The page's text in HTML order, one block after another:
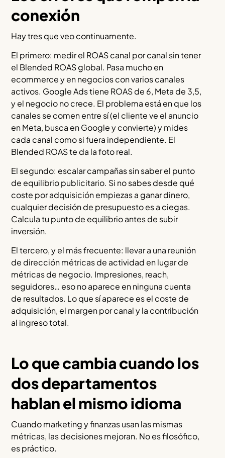
conexión
Hay tres que veo continuamente.
El primero: medir el ROAS canal por canal sin tener
el Blended ROAS global. Pasa mucho en
ecommerce y en negocios con varios canales
activos. Google Ads tiene ROAS de 6, Meta de 3,5,
y el negocio no crece. El problema está en que los
canales se comen entre sí (el cliente ve el anuncio
en Meta, busca en Google y convierte) y mides
cada canal como si fuera independiente. El
Blended ROAS te da la foto real.
El segundo: escalar campañas sin saber el punto
de equilibrio publicitario. Si no sabes desde qué
coste por adquisición empiezas a ganar dinero,
cualquier decisión de presupuesto es a ciegas.
Calcula tu punto de equilibrio antes de subir
inversión.
El tercero, y el más frecuente: llevar a una reunión
de dirección métricas de actividad en lugar de
métricas de negocio. Impresiones, reach,
seguidores… eso no aparece en ninguna cuenta
de resultados. Lo que sí aparece es el coste de
adquisición, el margen por canal y la contribución
al ingreso total.
Lo que cambia cuando los
dos departamentos
hablan el mismo idioma
Cuando marketing y finanzas usan las mismas
métricas, las decisiones mejoran. No es filosófico,
es práctico.